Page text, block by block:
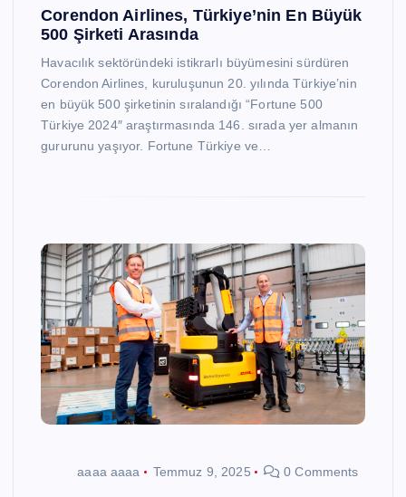
Corendon Airlines, Türkiye’nin En Büyük
500 Şirketi Arasında
Havacılık sektöründeki istikrarlı büyümesini sürdüren
Corendon Airlines, kuruluşunun 20. yılında Türkiye’nin
en büyük 500 şirketinin sıralandığı “Fortune 500
Türkiye 2024″ araştırmasında 146. sırada yer almanın
gururunu yaşıyor. Fortune Türkiye ve…
aaaa aaaa Temmuz 9, 2025 0 Comments